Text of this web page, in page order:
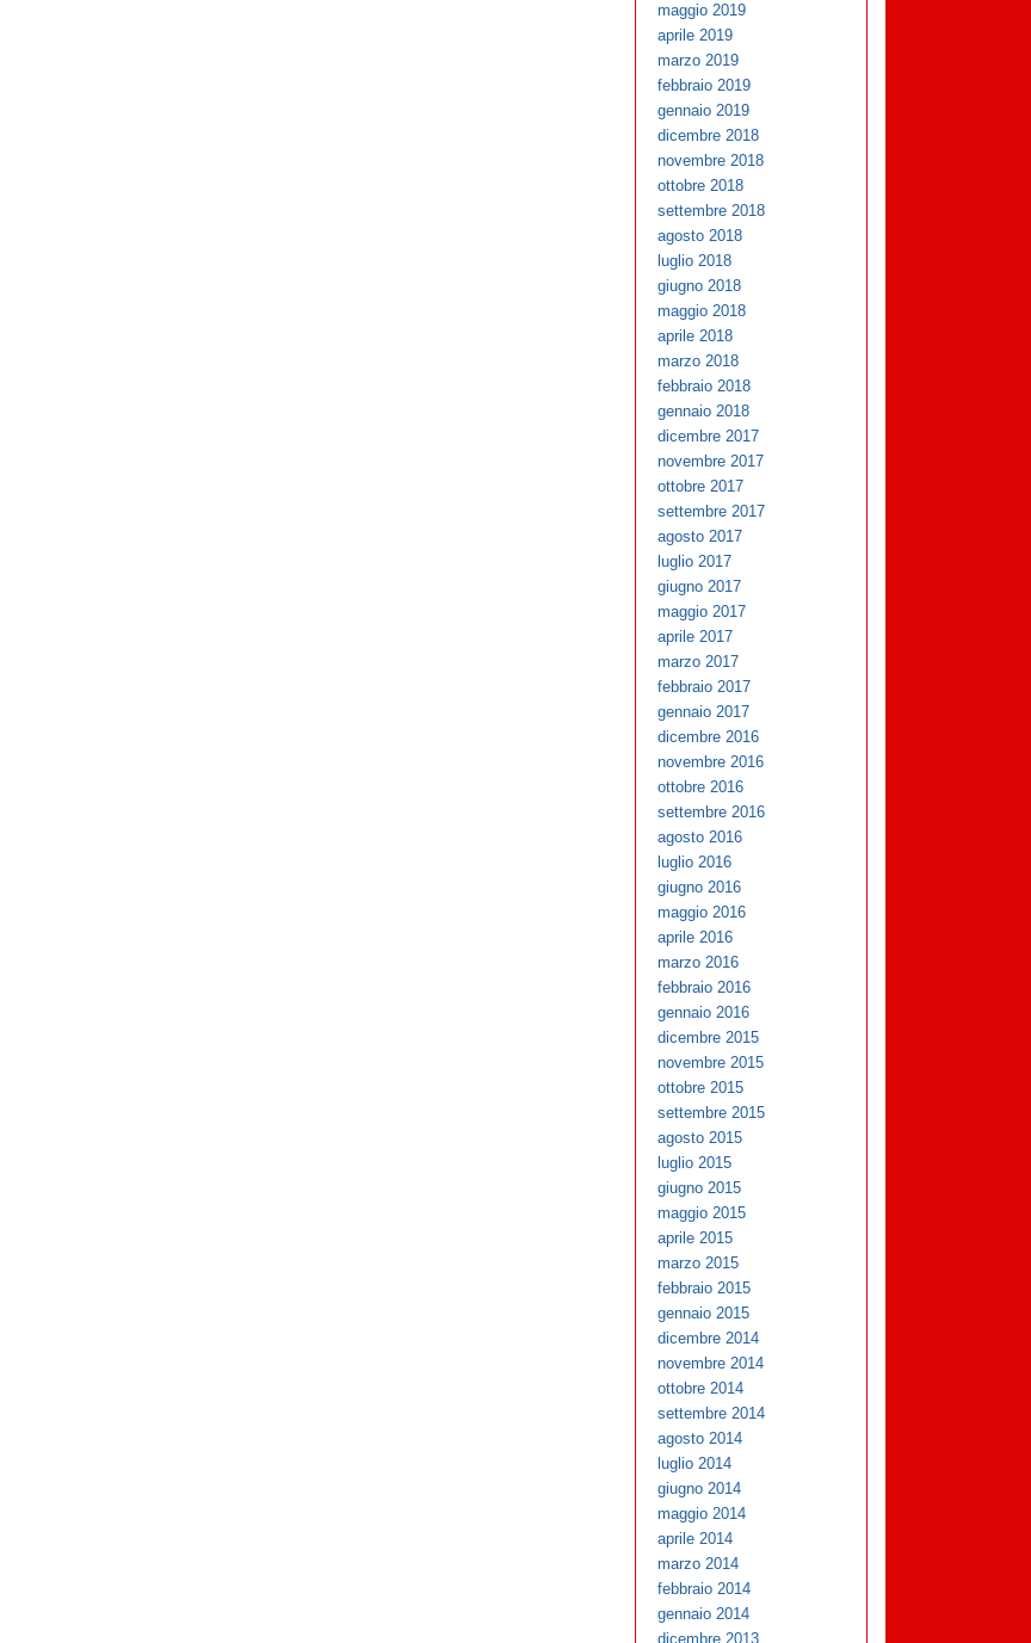
maggio 2019
aprile 2019
marzo 2019
febbraio 2019
gennaio 2019
dicembre 2018
novembre 2018
ottobre 2018
settembre 2018
agosto 2018
luglio 2018
giugno 2018
maggio 2018
aprile 2018
marzo 2018
febbraio 2018
gennaio 2018
dicembre 2017
novembre 2017
ottobre 2017
settembre 2017
agosto 2017
luglio 2017
giugno 2017
maggio 2017
aprile 2017
marzo 2017
febbraio 2017
gennaio 2017
dicembre 2016
novembre 2016
ottobre 2016
settembre 2016
agosto 2016
luglio 2016
giugno 2016
maggio 2016
aprile 2016
marzo 2016
febbraio 2016
gennaio 2016
dicembre 2015
novembre 2015
ottobre 2015
settembre 2015
agosto 2015
luglio 2015
giugno 2015
maggio 2015
aprile 2015
marzo 2015
febbraio 2015
gennaio 2015
dicembre 2014
novembre 2014
ottobre 2014
settembre 2014
agosto 2014
luglio 2014
giugno 2014
maggio 2014
aprile 2014
marzo 2014
febbraio 2014
gennaio 2014
dicembre 2013